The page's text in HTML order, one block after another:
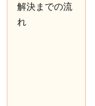
解決までの流
れ